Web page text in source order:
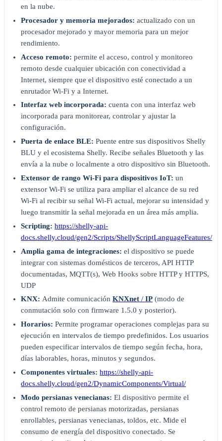
en la nube.
Procesador y memoria mejorados: actualizado con un
procesador mejorado y mayor memoria para un mejor
rendimiento.
Acceso remoto: permite el acceso, control y monitoreo
remoto desde cualquier ubicación con conectividad a
Internet, siempre que el dispositivo esté conectado a un
enrutador Wi-Fi y a Internet.
Interfaz web incorporada: cuenta con una interfaz web
incorporada para monitorear, controlar y ajustar la
configuración.
Puerta de enlace BLE: Puente entre sus dispositivos Shelly
BLU y el ecosistema Shelly. Recibe señales Bluetooth y las
envía a la nube o localmente a otro dispositivo sin Bluetooth.
Extensor de rango Wi-Fi para dispositivos IoT: un
extensor Wi-Fi se utiliza para ampliar el alcance de su red
Wi-Fi al recibir su señal Wi-Fi actual, mejorar su intensidad y
luego transmitir la señal mejorada en un área más amplia.
Scripting:https://shelly-api-
docs.shelly.cloud/gen2/Scripts/ShellyScriptLanguageFeatures/
Amplia gama de integraciones: el dispositivo se puede
integrar con sistemas domésticos de terceros, API HTTP
documentadas, MQTT(s), Web Hooks sobre HTTP y HTTPS,
UDP
KNX: Admite comunicaciónKNXnet /IP (modo de
conmutación solo con firmware 1.5.0 y posterior).
Horarios: Permite programar operaciones complejas para su
ejecución en intervalos de tiempo predefinidos. Los usuarios
pueden especificar intervalos de tiempo según fecha, hora,
días laborables, horas, minutos y segundos.
Componentes virtuales:https://shelly-api-
docs.shelly.cloud/gen2/DynamicComponents/Virtual/
Modo persianas venecianas: El dispositivo permite el
control remoto de persianas motorizadas, persianas
enrollables, persianas venecianas, toldos, etc. Mide el
consumo de energía del dispositivo conectado. Se